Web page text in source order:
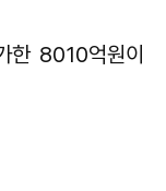
8010억원이